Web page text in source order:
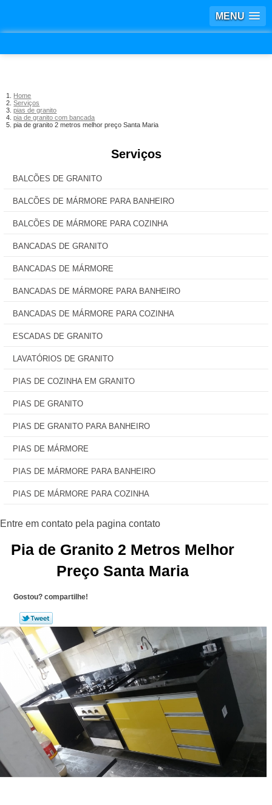
MENU
Home
Serviços
pias de granito
pia de granito com bancada
pia de granito 2 metros melhor preço Santa Maria
Serviços
BALCÕES DE GRANITO
BALCÕES DE MÁRMORE PARA BANHEIRO
BALCÕES DE MÁRMORE PARA COZINHA
BANCADAS DE GRANITO
BANCADAS DE MÁRMORE
BANCADAS DE MÁRMORE PARA BANHEIRO
BANCADAS DE MÁRMORE PARA COZINHA
ESCADAS DE GRANITO
LAVATÓRIOS DE GRANITO
PIAS DE COZINHA EM GRANITO
PIAS DE GRANITO
PIAS DE GRANITO PARA BANHEIRO
PIAS DE MÁRMORE
PIAS DE MÁRMORE PARA BANHEIRO
PIAS DE MÁRMORE PARA COZINHA
Pia de Granito 2 Metros Melhor
Preço Santa Maria
Gostou? compartilhe!